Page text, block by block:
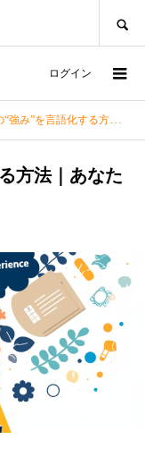
ログイン
語化する方法｜あなたの魅力はどこにある？
方法｜あなた